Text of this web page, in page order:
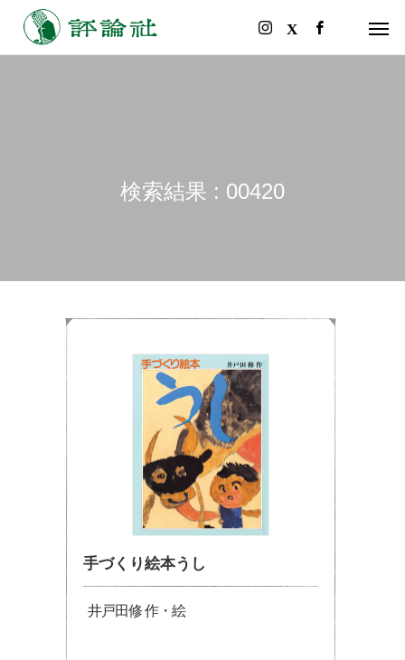
検索結果 : 00420
手づくり絵本うし
井戸田修 作・絵